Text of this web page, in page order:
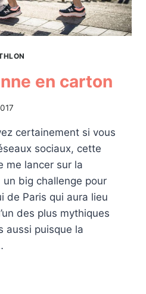
en carton
certainement si vous
sociaux, cette
me lancer sur la
big challenge pour
de Paris qui aura lieu
des plus mythiques
aussi puisque la